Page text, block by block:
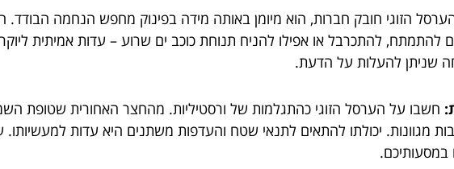
הזוגי חובק חברות, הוא מיומן באותה מידה בפינוק מחפש הנחמה הבודד.
להתכרבל או אפילו להניח תנוחת כוכב ים שרוע – עדות אמיתית
שניתן להעלות על הדעת.
חשבו על הערסל הזוגי כהתגלמות של ורסטיליות. מהחצר האחורית שטופת
מגוונות. יכולתו להתאים לתנאי שטח והעדפות משתנים היא עדות
במסעותיכם.